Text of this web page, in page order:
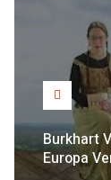
Burkhart
Europa